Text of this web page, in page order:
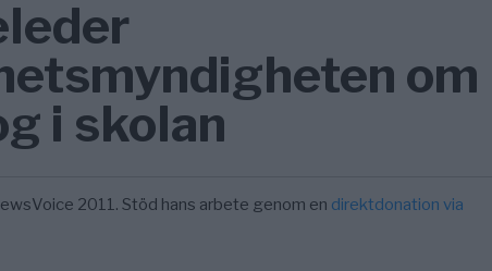
om
i skolan
2011. Stöd hans arbete genom en direktdonation via